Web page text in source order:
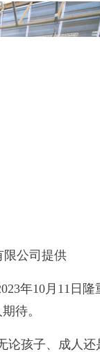
公司提供
年10月11日隆
待。
孩子、成人还